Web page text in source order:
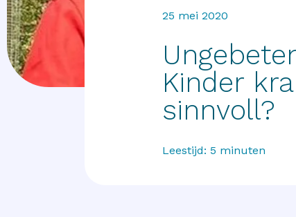
25 mei 2020
Kinder
sinnvoll?
Leestijd: 5 minuten